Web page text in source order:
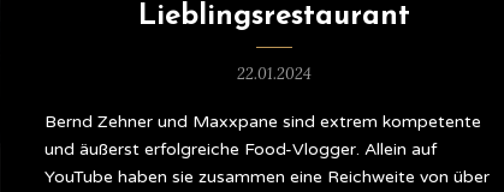
Lieblingsrestaurant
22.01.2024
Bernd Zehner und Maxxpane sind extrem kompetente
und äußerst erfolgreiche Food-Vlogger. Allein auf
YouTube haben sie zusammen eine Reichweite von über